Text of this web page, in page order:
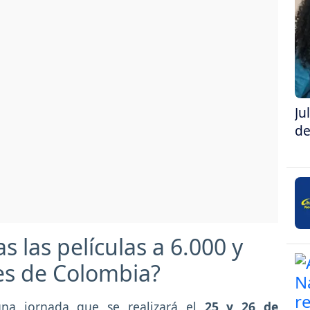
las películas a 6.000 y
de Colombia?
jornada que se realizará el 25 y 26 de